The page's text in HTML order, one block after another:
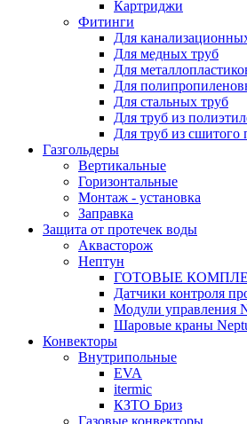
Картриджи
Фитинги
Для
Для медных труб
Для
Для
Для стальных труб
Для труб из
Для труб из сшитого
Газгольдеры
Вертикальные
Горизонтальные
Монтаж - установка
Заправка
Защита от протечек воды
Аквасторож
Нептун
ГОТОВЫЕ
Датчики контроля
Модули управления
Шаровые краны
Конвекторы
Внутрипольные
EVA
itermic
КЗТО Бриз
Газовые конвекторы